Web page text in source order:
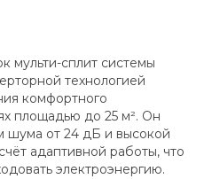
мульти-сплит системы
технологией
комфортного
площадью до 25 м². Он
шума от 24 дБ и высокой
адаптивной работы, что
электроэнергию.